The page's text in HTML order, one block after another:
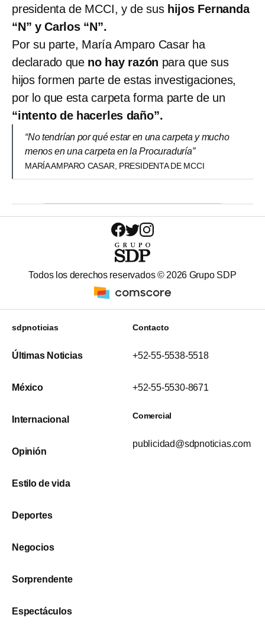
presidenta de MCCI, y de sus hijos Fernanda
“N” y Carlos “N”.
Por su parte, María Amparo Casar ha
declarado que no hay razón para que sus
hijos formen parte de estas investigaciones,
por lo que esta carpeta forma parte de un
“intento de hacerles daño”.
“No tendrían por qué estar en una carpeta y mucho
menos en una carpeta en la Procuraduría”
MARÍA AMPARO CASAR, PRESIDENTA DE MCCI
Todos los derechos reservados © 2026 Grupo SDP
sdpnoticias
Últimas Noticias
México
Internacional
Opinión
Estilo de vida
Deportes
Negocios
Sorprendente
Espectáculos
Contacto
+52-55-5538-5518
+52-55-5530-8671
Comercial
publicidad@sdpnoticias.com